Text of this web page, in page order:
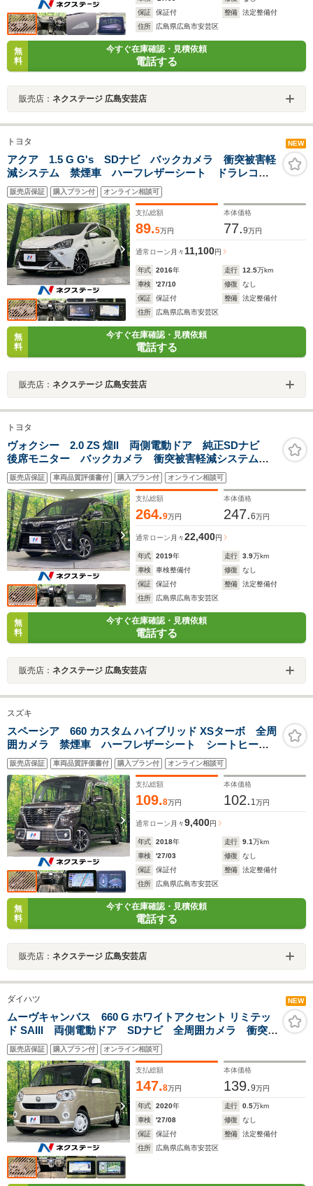
保証
保証付 整備
法定整備付
住所
広島県広島市安芸区
無
料
今すぐ在庫確認・見積依頼
電話する
販売店： ネクステージ 広島安芸店
トヨタ NEW
アクア 1.5 G G's SDナビ バックカメラ 衝突被害軽
減システム 禁煙車 ハーフレザーシート ドラレコ
LEDヘッドライト ETC クルーズコントロール オー
トライト オートエアコン Bluetooth
販売店保証 購入プラン付 オンライン相談可
支払総額
89.5万円
本体価格
77.9万円
通常ローン 月々11,100円
年式 2016年 走行 12.5万km
車検
'27/10 修復
なし
保証
保証付 整備
法定整備付
住所
広島県広島市安芸区
無
料
今すぐ在庫確認・見積依頼
電話する
販売店： ネクステージ 広島安芸店
トヨタ
ヴォクシー 2.0 ZS 煌II 両側電動ドア 純正SDナビ
後席モニター バックカメラ 衝突被害軽減システム
禁煙車 スマートキー LEDヘッド ビルトインETC
クルコン 純正16インチアルミ オートハイビーム 車
線逸脱警報
販売店保証 車両品質評価書付 購入プラン付 オンライン相談可
支払総額
264.9万円
本体価格
247.6万円
通常ローン 月々22,400円
年式 2019年 走行 3.9万km
車検
車検整備付 修復
なし
保証
保証付 整備
法定整備付
住所
広島県広島市安芸区
無
料
今すぐ在庫確認・見積依頼
電話する
販売店： ネクステージ 広島安芸店
スズキ
スペーシア 660 カスタム ハイブリッド XSターボ 全周
囲カメラ 禁煙車 ハーフレザーシート シートヒータ
ー ドラレコ スマートキー LEDヘッド ビルトイン
ETC クルコン オートライト オートエアコン
Bluetooth CD DVD再生
販売店保証 車両品質評価書付 購入プラン付 オンライン相談可
支払総額
109.8万円
本体価格
102. 1万円
通常ローン 月々9,400円
年式 2018年 走行 9.1万km
車検
'27/03 修復
なし
保証
保証付 整備
法定整備付
住所
広島県広島市安芸区
無
料
今すぐ在庫確認・見積依頼
電話する
販売店： ネクステージ 広島安芸店
ダイハツ NEW
ムーヴキャンバス 660 G ホワイトアクセント リミテッ
ド SAIII 両側電動ドア SDナビ 全周囲カメラ 衝突被
害軽減システム 禁煙車 LEDヘッド オートハイビー
ム オートライト オートエアコン Bluetooth CD
DVD再生 地デジ LEDフォグ
販売店保証 購入プラン付 オンライン相談可
支払総額
147.8万円
本体価格
139.9万円
年式 2020年 走行 0.5万km
車検
'27/08 修復
なし
保証
保証付 整備
法定整備付
住所
広島県広島市安芸区